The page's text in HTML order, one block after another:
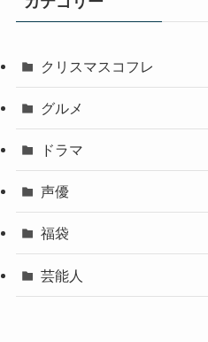
クリスマスコフレ
グルメ
ドラマ
声優
福袋
芸能人